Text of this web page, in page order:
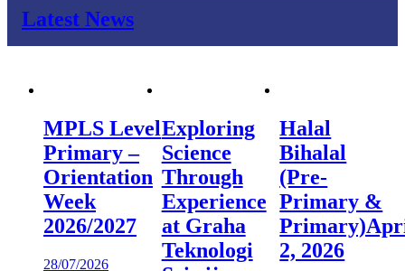
Latest News
MPLS Level
Primary –
Orientation
Week
2026/2027
28/07/2026
Exploring
Science
Through
Experience
at Graha
Teknologi
Halal
Bihalal
(Pre-
Primary &
2, 2026